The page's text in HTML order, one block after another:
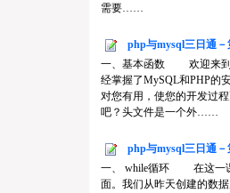
需要……
php与mysql三日通－
一、基本函数 欢迎来到
经掌握了MySQL和PHP的
对您有用，使您的开发过
吧？头文件是一个外……
php与mysql三日通－
一、 while循环 在这一课
面。我们从昨天创建的数